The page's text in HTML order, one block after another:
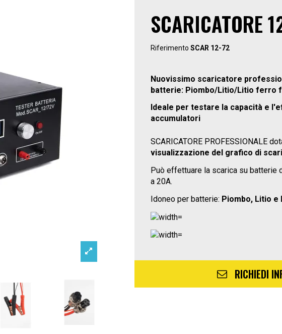
SCARICATORE
Riferimento SCAR 12-72
Nuovissimo scaricatore
batterie: Piombo/Litio/Litio ferro
Ideale per testare la capacità e
accumulatori
SCARICATORE PROFESSIONALE
visualizzazione del grafico di
Può effettuare la scarica su batterie
a 20A.
Idoneo per batterie: Piombo, Litio
RICHIEDI